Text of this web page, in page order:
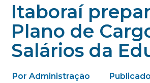
Itaboraí
Plano de
Salários da
Por Administração